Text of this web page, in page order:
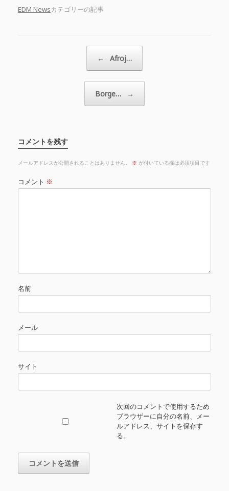
EDM Newsカテゴリーの記事
← Afroj…
Borge… →
コメントを残す
メールアドレスが公開されることはありません。 ※ が付いている欄は必須項目です
コメント ※
名前
メール
サイト
次回のコメントで使用するため
ブラウザーに自分の名前、メー
ルアドレス、サイトを保存す
る。